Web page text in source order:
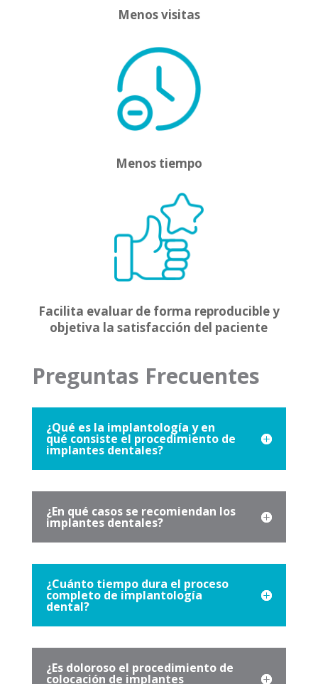
Menos visitas
Menos tiempo
Facilita evaluar de forma reproducible y
objetiva la satisfacción del paciente
Preguntas Frecuentes
¿Qué es la implantología y en
qué consiste el procedimiento de
implantes dentales?
¿En qué casos se recomiendan los
implantes dentales?
¿Cuánto tiempo dura el proceso
completo de implantología
dental?
¿Es doloroso el procedimiento de
colocación de implantes